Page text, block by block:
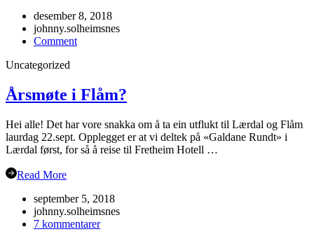
desember 8, 2018
johnny.solheimsnes
Commenton
Uncategorized
Årsmøte i Flåm?
Hei alle! Det har vore snakka om å ta ein utflukt til Lærdal og Flåm
laurdag 22.sept. Opplegget er at vi deltek på «Galdane Rundt» i
Lærdal først, for så å reise til Fretheim Hotell …
Read More
september 5, 2018
johnny.solheimsnes
7 kommentarertil